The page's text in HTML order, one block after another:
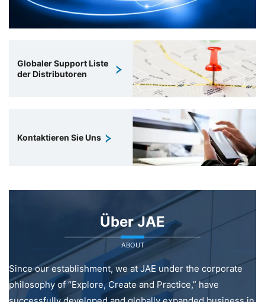
Globaler Support Liste
der Distributoren
Kontaktieren Sie Uns
Über JAE
ABOUT
Since our establishment, we at JAE under the corporate
philosophy of “Explore, Create and Practice,” have